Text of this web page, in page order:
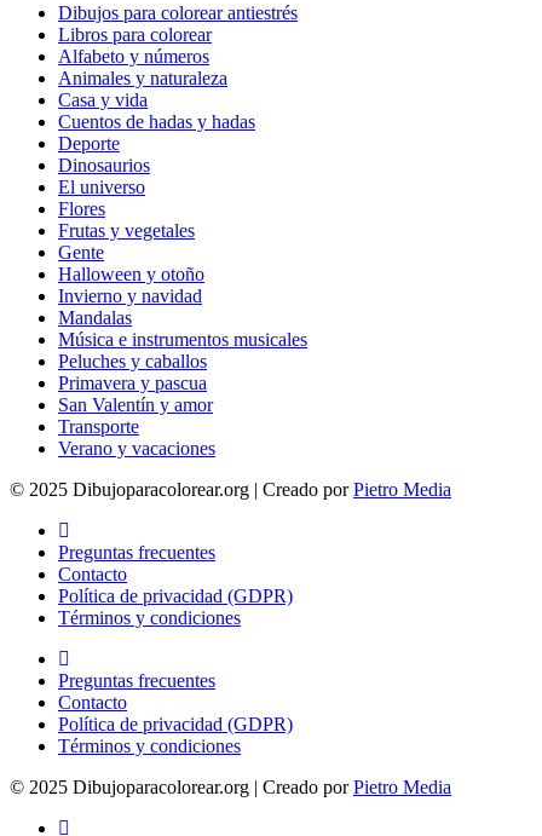
Dibujos para colorear antiestrés
Libros para colorear
Alfabeto y números
Animales y naturaleza
Casa y vida
Cuentos de hadas y hadas
Deporte
Dinosaurios
El universo
Flores
Frutas y vegetales
Gente
Halloween y otoño
Invierno y navidad
Mandalas
Música e instrumentos musicales
Peluches y caballos
Primavera y pascua
San Valentín y amor
Transporte
Verano y vacaciones
© 2025 Dibujoparacolorear.org | Creado porPietro Media
Preguntas frecuentes
Contacto
Política de privacidad (GDPR)
Términos y condiciones
Preguntas frecuentes
Contacto
Política de privacidad (GDPR)
Términos y condiciones
© 2025 Dibujoparacolorear.org | Creado porPietro Media